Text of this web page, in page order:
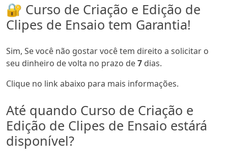
🔐 Curso de Criação e Edição de
Clipes de Ensaio tem Garantia!
Sim, Se você não gostar você tem direito a solicitar o
seu dinheiro de volta no prazo de7 dias.
Clique no link abaixo para mais informações.
Até quando Curso de Criação e
Edição de Clipes de Ensaio estárá
disponível?